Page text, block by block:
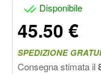
Disponibile
45.50 €
SPEDIZIONE
Consegna stimata il